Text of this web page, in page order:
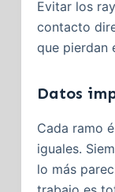
Evitar los
contacto
que pierdan
Datos
Cada ramo
iguales.
lo más